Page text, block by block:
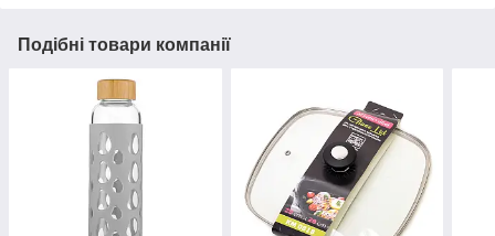
Подібні товари компанії